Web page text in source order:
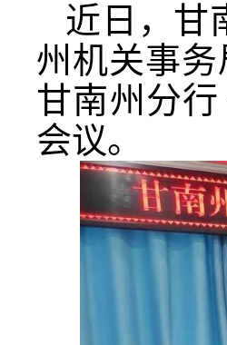
近日，甘
州机关事
甘南州分行
会议。